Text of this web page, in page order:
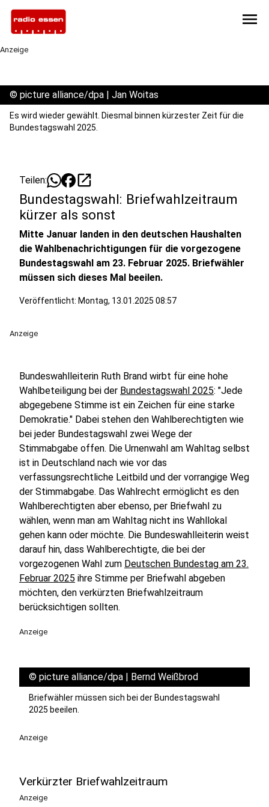
menu
Anzeige
© picture alliance/dpa | Jan Woitas
Es wird wieder gewählt. Diesmal binnen kürzester Zeit für die
Bundestagswahl 2025.
Teilen: open_in_new
Bundestagswahl: Briefwahlzeitraum
kürzer als sonst
Mitte Januar landen in den deutschen Haushalten
die Wahlbenachrichtigungen für die vorgezogene
Bundestagswahl am 23. Februar 2025. Briefwähler
müssen sich dieses Mal beeilen.
Veröffentlicht: Montag, 13.01.2025 08:57
Anzeige
Bundeswahlleiterin Ruth Brand wirbt für eine hohe
Wahlbeteiligung bei der Bundestagswahl 2025: "Jede
abgegebene Stimme ist ein Zeichen für eine starke
Demokratie." Dabei stehen den Wahlberechtigten wie
bei jeder Bundestagswahl zwei Wege der
Stimmabgabe offen. Die Urnenwahl am Wahltag selbst
ist in Deutschland nach wie vor das
verfassungsrechtliche Leitbild und der vorrangige Weg
der Stimmabgabe. Das Wahlrecht ermöglicht es den
Wahlberechtigten aber ebenso, per Briefwahl zu
wählen, wenn man am Wahltag nicht ins Wahllokal
gehen kann oder möchte. Die Bundeswahlleiterin weist
darauf hin, dass Wahlberechtigte, die bei der
vorgezogenen Wahl zum Deutschen Bundestag am 23.
Februar 2025 ihre Stimme per Briefwahl abgeben
möchten, den verkürzten Briefwahlzeitraum
berücksichtigen sollten.
Anzeige
© picture alliance/dpa | Bernd Weißbrod
Briefwähler müssen sich bei der Bundestagswahl
2025 beeilen.
Anzeige
Verkürzter Briefwahlzeitraum
Anzeige